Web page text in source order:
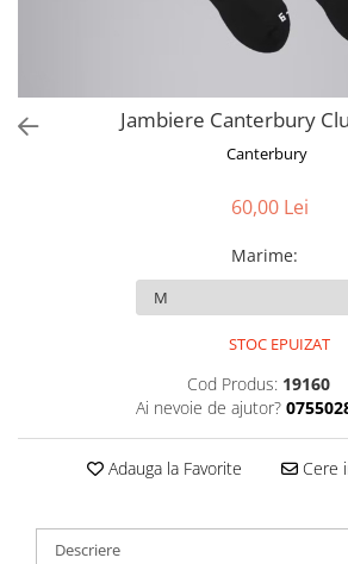
Jambiere Canterbury
Canterbury
60,00 Lei
Marime:
STOC EPUIZAT
Cod Produs: 19160
Ai nevoie de ajutor?
Adauga la Favorite Cere
Descriere